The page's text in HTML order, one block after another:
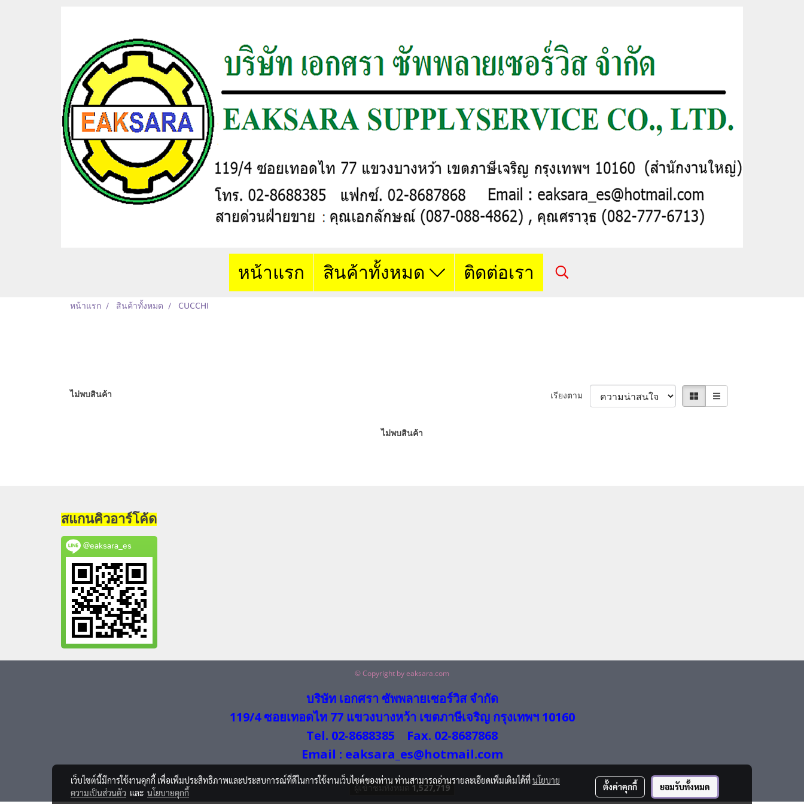
หน้าแรก สินค้าทั้งหมด ติดต่อเรา
หน้าแรก สินค้าทั้งหมด CUCCHI
ไม่พบสินค้า เรียงตาม
ไม่พบสินค้า
สแกนคิวอาร์โค้ด
@eaksara_es
© Copyright by eaksara.com
บริษัท เอกศรา ซัพพลายเซอร์วิส จำกัด
119/4 ซอยเทอดไท 77 แขวงบางหว้า เขตภาษีเจริญ กรุงเทพฯ 10160
Tel. 02-8688385 Fax. 02-8687868
Email : eaksara_es@hotmail.com
ผู้เข้าชมทั้งหมด 1,527,719
เว็บไซต์นี้มีการใช้งานคุกกี้ เพื่อเพิ่มประสิทธิภาพและประสบการณ์ที่ดีในการใช้งานเว็บไซต์ของท่าน ท่านสามารถอ่านรายละเอียดเพิ่มเติมได้ที่นโยบาย
ความเป็นส่วนตัว และ นโยบายคุกกี้
ตั้งค่าคุกกี้ ยอมรับทั้งหมด